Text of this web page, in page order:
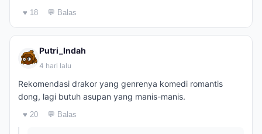
♥ 18 💬 Balas
Putri_Indah
4 hari lalu
Rekomendasi drakor yang genrenya komedi romantis
dong, lagi butuh asupan yang manis-manis.
♥ 20 💬 Balas